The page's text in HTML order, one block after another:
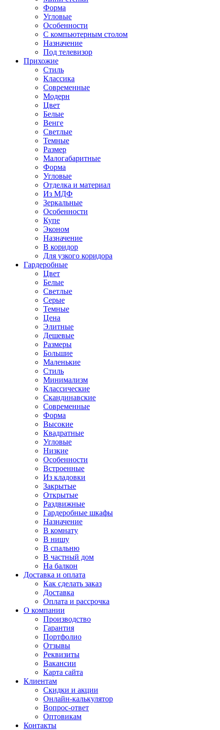
Форма
Угловые
Особенности
С компьютерным столом
Назначение
Под телевизор
Прихожие
Стиль
Классика
Современные
Модерн
Цвет
Белые
Венге
Светлые
Темные
Размер
Малогабаритные
Форма
Угловые
Отделка и материал
Из МДФ
Зеркальные
Особенности
Купе
Эконом
Назначение
В коридор
Для узкого коридора
Гардеробные
Цвет
Белые
Светлые
Серые
Темные
Цена
Элитные
Дешевые
Размеры
Большие
Маленькие
Стиль
Минимализм
Классические
Скандинавские
Современные
Форма
Высокие
Квадратные
Угловые
Низкие
Особенности
Встроенные
Из кладовки
Закрытые
Открытые
Раздвижные
Гардеробные шкафы
Назначение
В комнату
В нишу
В спальню
В частный дом
На балкон
Доставка и оплата
Как сделать заказ
Доставка
Оплата и рассрочка
О компании
Производство
Гарантия
Портфолио
Отзывы
Реквизиты
Вакансии
Карта сайта
Клиентам
Скидки и акции
Онлайн-калькулятор
Вопрос-ответ
Оптовикам
Контакты